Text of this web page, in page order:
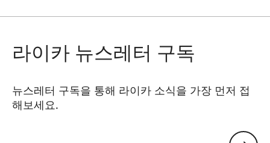
라이카 뉴스레터 구독
뉴스레터 구독을 통해 라이카 소식을 가장 먼저 접
해보세요.